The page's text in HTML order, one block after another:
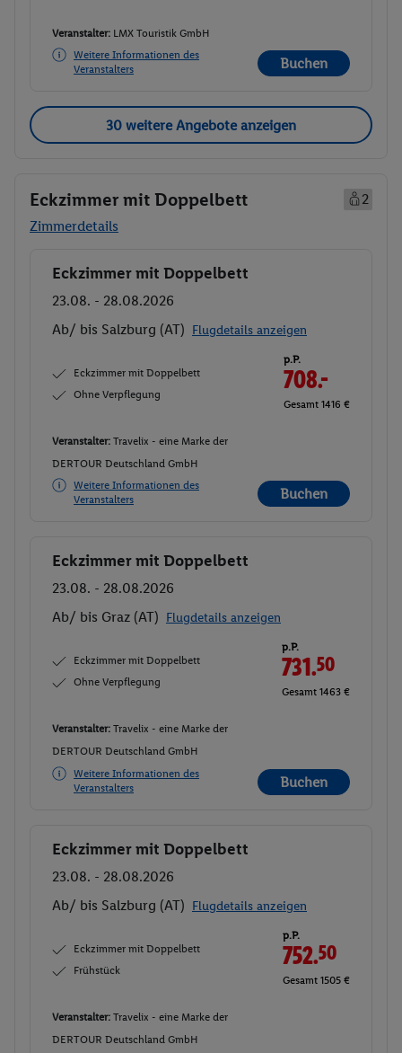
Veranstalter: LMX Touristik GmbH
Weitere Informationen des
Veranstalters
Buchen
30 weitere Angebote anzeigen
Eckzimmer mit Doppelbett
2
Zimmerdetails
Buchen
Eckzimmer mit Doppelbett
23.08. - 28.08.2026
Ab/ bis Salzburg (AT) Flugdetails anzeigen
Eckzimmer mit Doppelbett
Ohne Verpflegung
p.P.
708.-
Gesamt 1416 €
Veranstalter: Travelix - eine Marke der
DERTOUR Deutschland GmbH
Weitere Informationen des
Veranstalters
Buchen
Buchen
Eckzimmer mit Doppelbett
23.08. - 28.08.2026
Ab/ bis Graz (AT) Flugdetails anzeigen
Eckzimmer mit Doppelbett
Ohne Verpflegung
p.P.
731.50
Gesamt 1463 €
Veranstalter: Travelix - eine Marke der
DERTOUR Deutschland GmbH
Weitere Informationen des
Veranstalters
Buchen
Buchen
Eckzimmer mit Doppelbett
23.08. - 28.08.2026
Ab/ bis Salzburg (AT) Flugdetails anzeigen
Eckzimmer mit Doppelbett
Frühstück
p.P.
752.50
Gesamt 1505 €
Veranstalter: Travelix - eine Marke der
DERTOUR Deutschland GmbH